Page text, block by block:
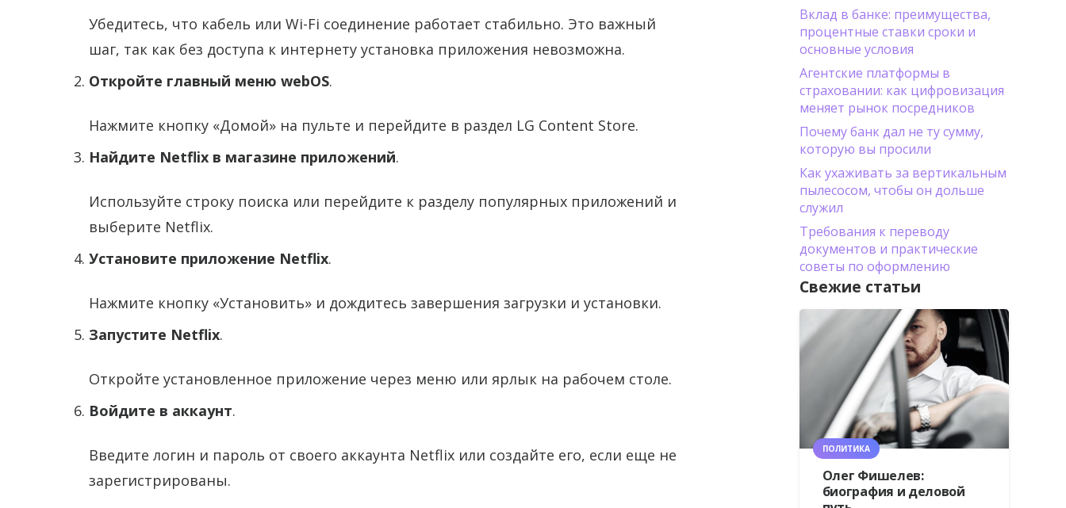
Убедитесь, что кабель или Wi-Fi соединение работает стабильно. Это важный
шаг, так как без доступа к интернету установка приложения невозможна.
Откройте главный меню webOS.
Нажмите кнопку «Домой» на пульте и перейдите в раздел LG Content Store.
Найдите Netflix в магазине приложений.
Используйте строку поиска или перейдите к разделу популярных приложений и
выберите Netflix.
Установите приложение Netflix.
Нажмите кнопку «Установить» и дождитесь завершения загрузки и установки.
Запустите Netflix.
Откройте установленное приложение через меню или ярлык на рабочем столе.
Войдите в аккаунт.
Введите логин и пароль от своего аккаунта Netflix или создайте его, если еще не
зарегистрированы.
Вклад в банке: преимущества,
процентные ставки сроки и
основные условия
Агентские платформы в
страховании: как цифровизация
меняет рынок посредников
Почему банк дал не ту сумму,
которую вы просили
Как ухаживать за вертикальным
пылесосом, чтобы он дольше
служил
Требования к переводу
документов и практические
советы по оформлению
Свежие статьи
ПОЛИТИКА
Олег Фишелев:
биография и деловой